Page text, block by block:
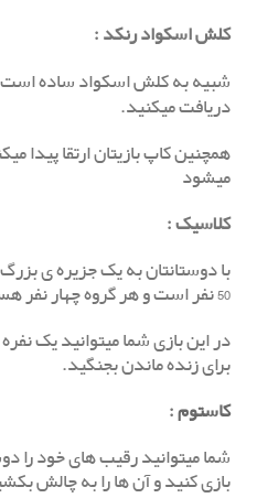
کلش اسکواد رنکد:
شبیه به کلش اسکواد ساده است
دریافت میکنید.
همچنین کاپ بازیتان ارتقا پیدا
میشود
کلاسیک:
با دوستانتان به یک جزیره ی
50 نفر است و هر گروه چهار نفر هستند.
در این بازی شما میتوانید یک
برای زنده ماندن بجنگید.
کاستوم:
شما میتوانید رقیب های خود را
بازی کنید و آن ها را به چالش